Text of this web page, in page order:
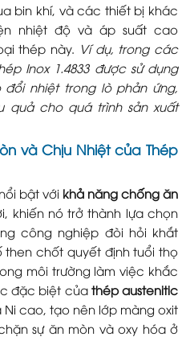
bin khí, và các thiết bị khác
nhiệt độ và áp suất cao
thép này. Ví dụ, trong các
Inox 1.4833 được sử dụng
nhiệt trong lò phản ứng,
quả cho quá trình sản xuất
và Chịu Nhiệt của Thép
bật với khả năng chống ăn
khiến nó trở thành lựa chọn
công nghiệp đòi hỏi khắt
chốt quyết định tuổi thọ
môi trường làm việc khắc
đặc biệt của thép austenitic
Ni cao, tạo nên lớp màng oxit
sự ăn mòn và oxy hóa ở